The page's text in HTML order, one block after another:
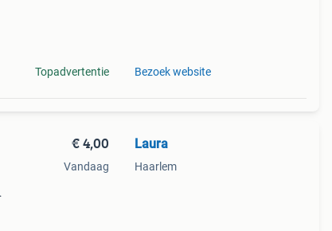
Topadvertentie Bezoek website
€ 4,00
Vandaag
Laura
Haarlem